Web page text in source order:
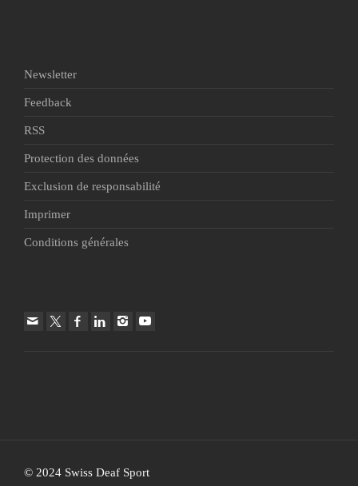
Newsletter
Feedback
RSS
Protection des données
Exclusion de responsabilité
Imprimer
Conditions générales
© 2024 Swiss Deaf Sport